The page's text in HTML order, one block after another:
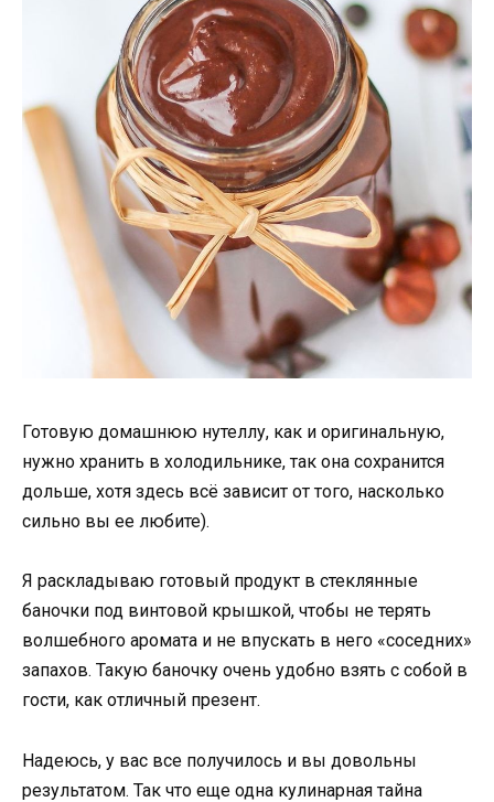
Готовую домашнюю нутеллу, как и оригинальную,
нужно хранить в холодильнике, так она сохранится
дольше, хотя здесь всё зависит от того, насколько
сильно вы ее любите).
Я раскладываю готовый продукт в стеклянные
баночки под винтовой крышкой, чтобы не терять
волшебного аромата и не впускать в него «соседних»
запахов. Такую баночку очень удобно взять с собой в
гости, как отличный презент.
Надеюсь, у вас все получилось и вы довольны
результатом. Так что еще одна кулинарная тайна